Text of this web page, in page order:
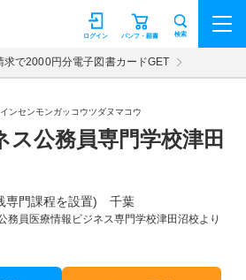
ン パンフ・願書
ログイン 検索
求で2000円分電子図書カードGET
ンセンモンガッコウツダヌマコウ
ス公務員専門学校津田
専門課程を設置) 千葉
務員医療情報ビジネス専門学校津田沼校より